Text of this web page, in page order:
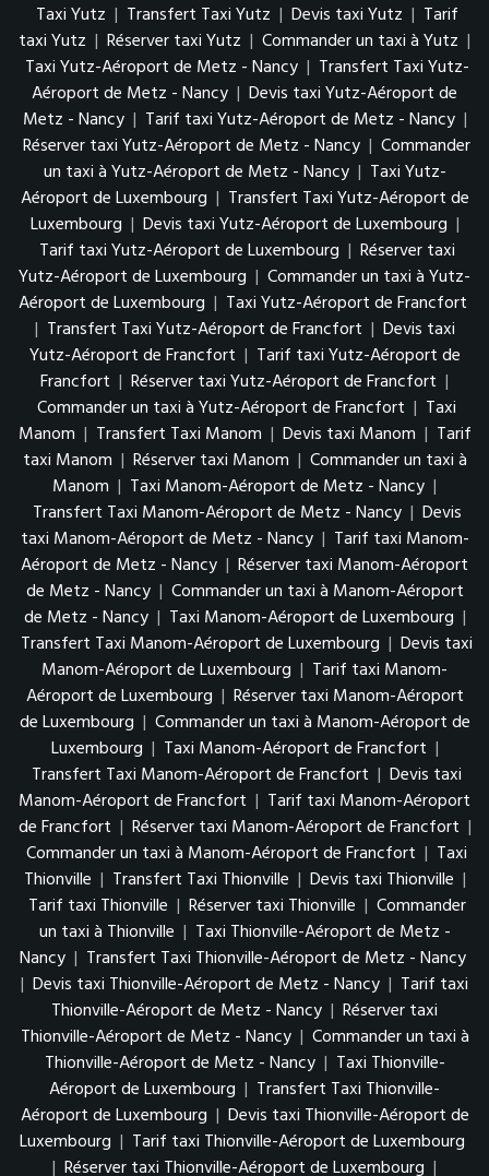
Taxi Yutz | Transfert Taxi Yutz | Devis taxi Yutz | Tarif
taxi Yutz | Réserver taxi Yutz | Commander un taxi à Yutz |
Taxi Yutz-Aéroport de Metz - Nancy | Transfert Taxi Yutz-
Aéroport de Metz - Nancy | Devis taxi Yutz-Aéroport de
Metz - Nancy | Tarif taxi Yutz-Aéroport de Metz - Nancy |
Réserver taxi Yutz-Aéroport de Metz - Nancy | Commander
un taxi à Yutz-Aéroport de Metz - Nancy | Taxi Yutz-
Aéroport de Luxembourg | Transfert Taxi Yutz-Aéroport de
Luxembourg | Devis taxi Yutz-Aéroport de Luxembourg |
Tarif taxi Yutz-Aéroport de Luxembourg | Réserver taxi
Yutz-Aéroport de Luxembourg | Commander un taxi à Yutz-
Aéroport de Luxembourg | Taxi Yutz-Aéroport de Francfort
| Transfert Taxi Yutz-Aéroport de Francfort | Devis taxi
Yutz-Aéroport de Francfort | Tarif taxi Yutz-Aéroport de
Francfort | Réserver taxi Yutz-Aéroport de Francfort |
Commander un taxi à Yutz-Aéroport de Francfort | Taxi
Manom | Transfert Taxi Manom | Devis taxi Manom | Tarif
taxi Manom | Réserver taxi Manom | Commander un taxi à
Manom | Taxi Manom-Aéroport de Metz - Nancy |
Transfert Taxi Manom-Aéroport de Metz - Nancy | Devis
taxi Manom-Aéroport de Metz - Nancy | Tarif taxi Manom-
Aéroport de Metz - Nancy | Réserver taxi Manom-Aéroport
de Metz - Nancy | Commander un taxi à Manom-Aéroport
de Metz - Nancy | Taxi Manom-Aéroport de Luxembourg |
Transfert Taxi Manom-Aéroport de Luxembourg | Devis taxi
Manom-Aéroport de Luxembourg | Tarif taxi Manom-
Aéroport de Luxembourg | Réserver taxi Manom-Aéroport
de Luxembourg | Commander un taxi à Manom-Aéroport de
Luxembourg | Taxi Manom-Aéroport de Francfort |
Transfert Taxi Manom-Aéroport de Francfort | Devis taxi
Manom-Aéroport de Francfort | Tarif taxi Manom-Aéroport
de Francfort | Réserver taxi Manom-Aéroport de Francfort |
Commander un taxi à Manom-Aéroport de Francfort | Taxi
Thionville | Transfert Taxi Thionville | Devis taxi Thionville |
Tarif taxi Thionville | Réserver taxi Thionville | Commander
un taxi à Thionville | Taxi Thionville-Aéroport de Metz -
Nancy | Transfert Taxi Thionville-Aéroport de Metz - Nancy
| Devis taxi Thionville-Aéroport de Metz - Nancy | Tarif taxi
Thionville-Aéroport de Metz - Nancy | Réserver taxi
Thionville-Aéroport de Metz - Nancy | Commander un taxi à
Thionville-Aéroport de Metz - Nancy | Taxi Thionville-
Aéroport de Luxembourg | Transfert Taxi Thionville-
Aéroport de Luxembourg | Devis taxi Thionville-Aéroport de
Luxembourg | Tarif taxi Thionville-Aéroport de Luxembourg
| Réserver taxi Thionville-Aéroport de Luxembourg |